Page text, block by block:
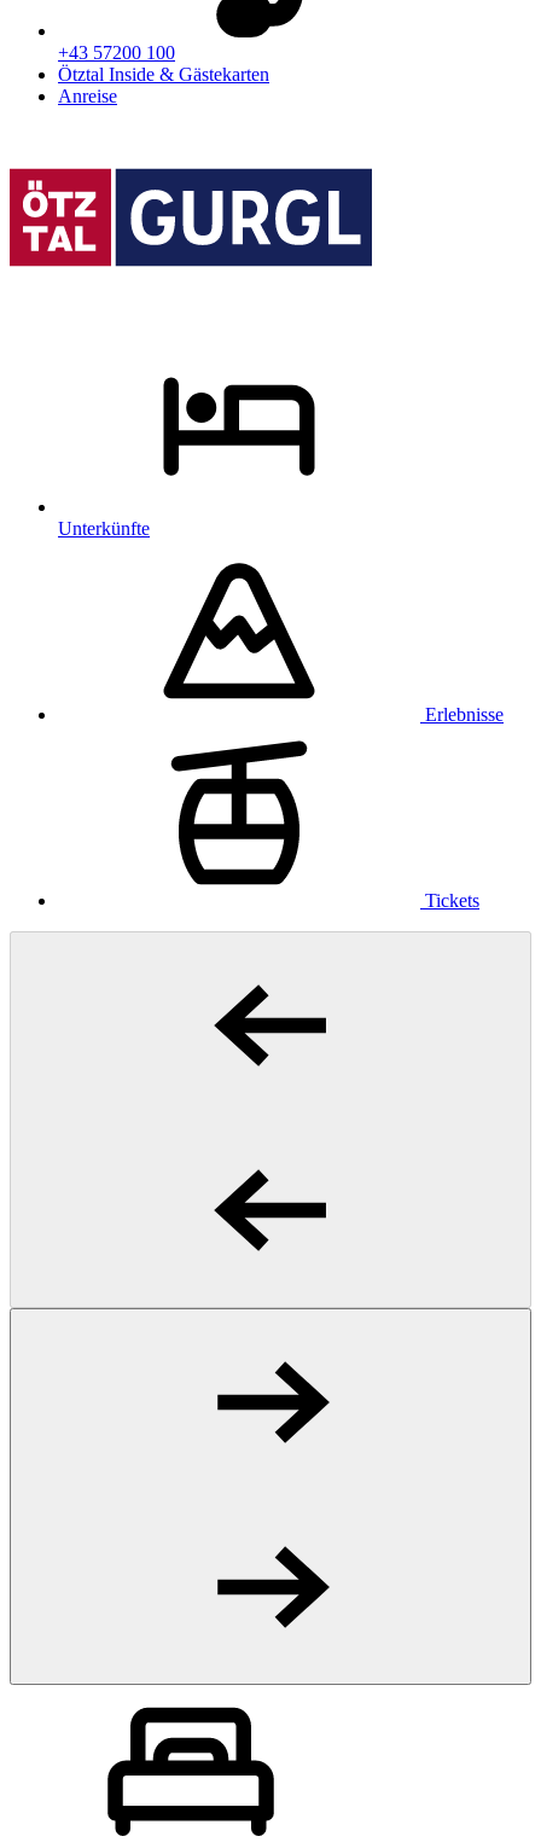
+43 57200 100
Ötztal Inside & Gästekarten
Anreise
Unterkünfte
Erlebnisse
Tickets